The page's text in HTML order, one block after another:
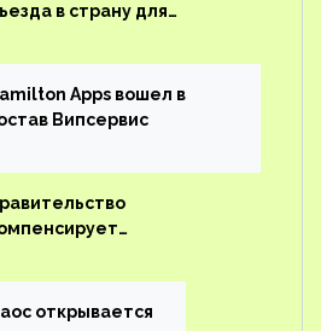
в страну для
Apps вошел в
Випсервис
россиян из-за рубежа
открывается